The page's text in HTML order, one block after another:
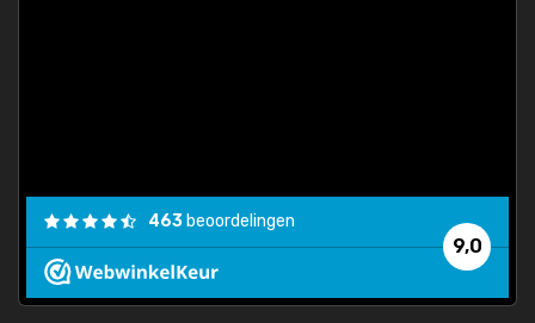
9,0
463 beoordelingen